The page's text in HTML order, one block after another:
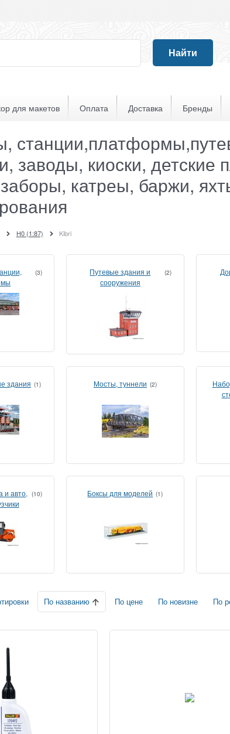
Найти
для макетов Оплата Доставка Бренды
заводы, киоски, детские
катреы, баржи,
H0 (1:87) Kibri
(3)
Путевые здания и
сооружения
(2)
здания (1) Мосты, туннели (2)
и авто, (10) Боксы для моделей (1)
По названию По цене По новизне По